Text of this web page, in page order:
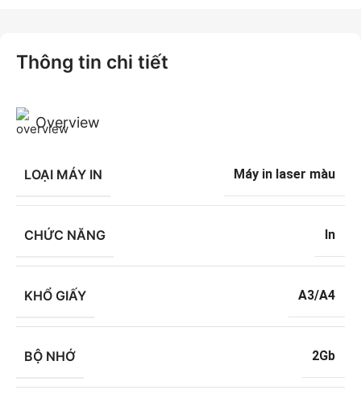
Thông tin chi tiết
Overview
LOẠI MÁY IN Máy in laser màu
CHỨC NĂNG In
KHỔ GIẤY A3/A4
BỘ NHỚ 2Gb